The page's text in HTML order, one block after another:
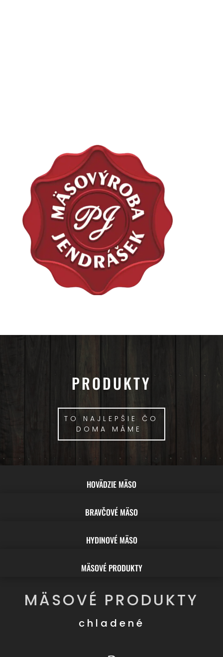
PRODUKTY
TO NAJLEPŠIE ČO
DOMA MÁME
HOVÄDZIE MÄSO
BRAVČOVÉ MÄSO
HYDINOVÉ MÄSO
MÄSOVÉ PRODUKTY
MÄSOVÉ PRODUKTY
chladené